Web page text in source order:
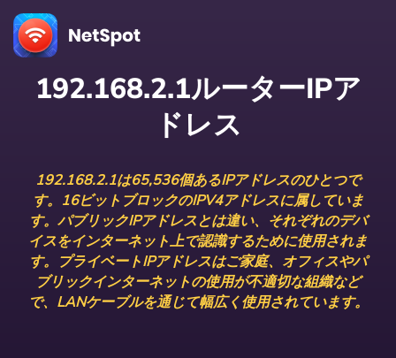
192.168.2.1ルーターIPア
ドレス
192.168.2.1は65,536個あるIPアドレスのひとつで
す。16ビットブロックのIPV4アドレスに属していま
す。パブリックIPアドレスとは違い、それぞれのデバ
イスをインターネット上で認識するために使用されま
す。プライベートIPアドレスはご家庭、オフィスやパ
ブリックインターネットの使用が不適切な組織など
で、LANケーブルを通じて幅広く使用されています。